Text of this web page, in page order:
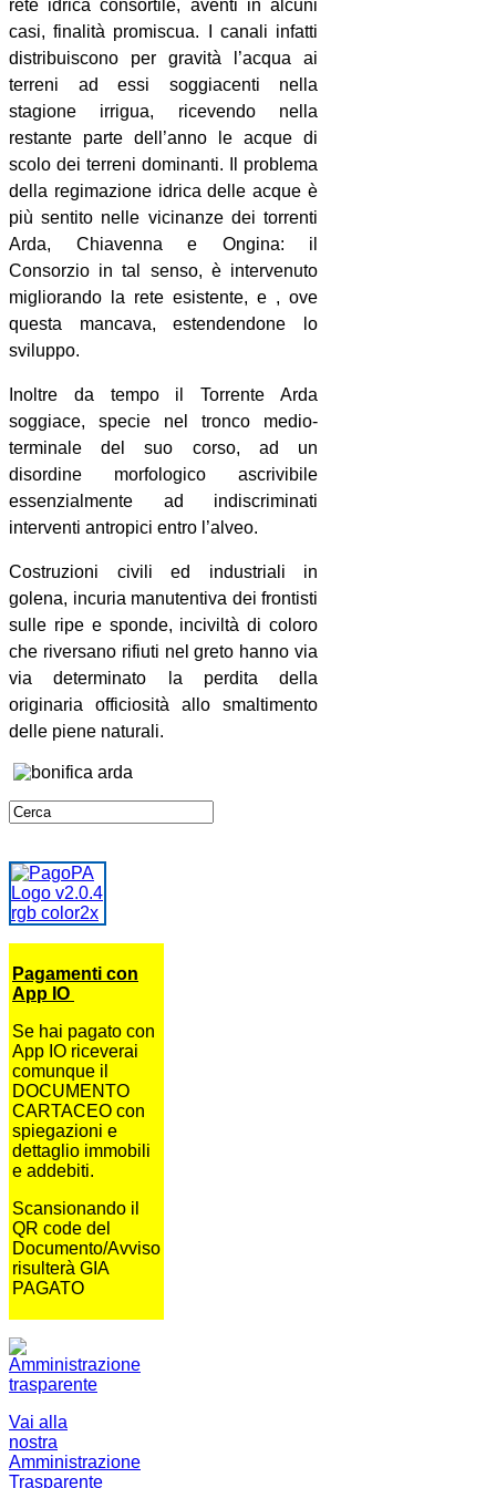
rete idrica consortile, aventi in alcuni
casi, finalità promiscua. I canali infatti
distribuiscono per gravità l’acqua ai
terreni ad essi soggiacenti nella
stagione irrigua, ricevendo nella
restante parte dell’anno le acque di
scolo dei terreni dominanti. Il problema
della regimazione idrica delle acque è
più sentito nelle vicinanze dei torrenti
Arda, Chiavenna e Ongina: il
Consorzio in tal senso, è intervenuto
migliorando la rete esistente, e , ove
questa mancava, estendendone lo
sviluppo.
Inoltre da tempo il Torrente Arda
soggiace, specie nel tronco medio-
terminale del suo corso, ad un
disordine morfologico ascrivibile
essenzialmente ad indiscriminati
interventi antropici entro l’alveo.
Costruzioni civili ed industriali in
golena, incuria manutentiva dei frontisti
sulle ripe e sponde, inciviltà di coloro
che riversano rifiuti nel greto hanno via
via determinato la perdita della
originaria officiosità allo smaltimento
delle piene naturali.
Pagamenti con
App IO
Se hai pagato con
App IO riceverai
comunque il
DOCUMENTO
CARTACEO con
spiegazioni e
dettaglio immobili
e addebiti.
Scansionando il
QR code del
Documento/Avviso
risulterà GIA
PAGATO
Vai alla
nostra
Amministrazione
Trasparente